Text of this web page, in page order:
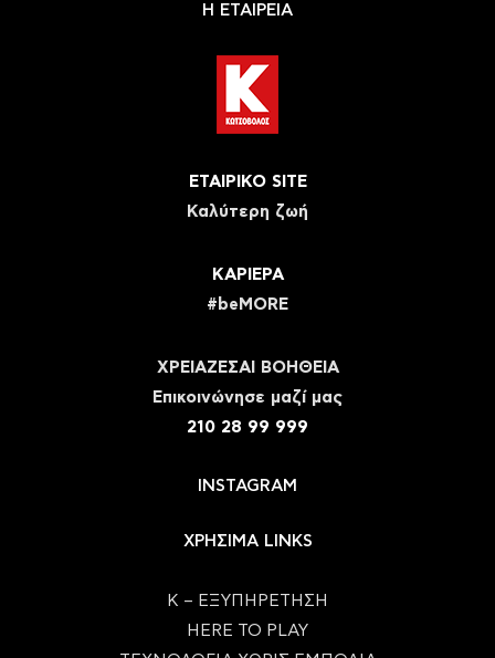
Η ΕΤΑΙΡΕΙΑ
ΕΤΑΙΡΙΚΟ SITE
Καλύτερη ζωή
ΚΑΡΙΕΡΑ
#beMORE
ΧΡΕΙΑΖΕΣΑΙ ΒΟΗΘΕΙΑ
Eπικοινώνησε μαζί μας
210 28 99 999
INSTAGRAM
ΧΡΗΣΙΜΑ LINKS
Κ – ΕΞΥΠΗΡΕΤΗΣΗ
HERE TO PLAY